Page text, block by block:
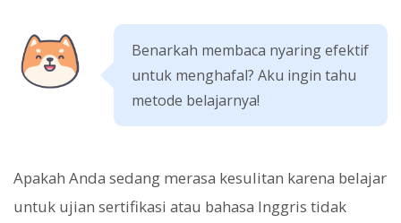
Benarkah membaca nyaring efektif
untuk menghafal? Aku ingin tahu
metode belajarnya!
Apakah Anda sedang merasa kesulitan karena belajar
untuk ujian sertifikasi atau bahasa Inggris tidak